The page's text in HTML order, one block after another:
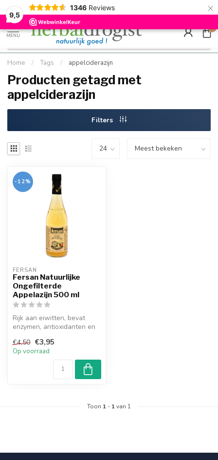
9,5
1346 Reviews ×
Kostenloser DE-Versand ab Mindestbestellwert |
Schnell geliefert
Minimum
Hızlı
MENU
0
Home / Tags / appelciderazijn
Producten getagd met
appelciderazijn
Filters
-12%
FERSAN
Fersan Natuurlijke
Ongefilterde
Appelazijn 500 ml
Rijk aan eiwitten, bevat
enzymen, antioxidanten en
appelaz...
€4,50 €3,95
Op voorraad
Toon 1 - 1van 1